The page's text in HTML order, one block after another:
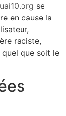
se
en cause la
raciste,
que soit le